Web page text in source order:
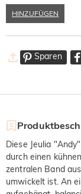
HINZUFÜGEN
Sparen
Diese Jeulia
durch einen
zentralen Band
umwickelt ist. An